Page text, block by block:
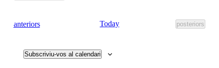
data.
Esdeveniments
anteriors Today posteriors
Subscriviu-vos al calendari